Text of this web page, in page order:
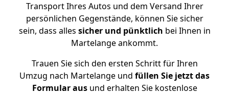
Transport Ihres Autos und dem Versand Ihrer
persönlichen Gegenstände, können Sie sicher
sein, dass alles sicher und pünktlich bei Ihnen in
Martelange ankommt.
Trauen Sie sich den ersten Schritt für Ihren
Umzug nach Martelange und füllen Sie jetzt das
Formular ausund erhalten Sie kostenlose